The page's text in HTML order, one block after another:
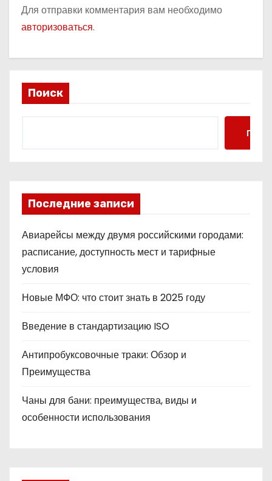
Для отправки комментария вам необходимо
авторизоваться.
Поиск
Поиск
Последние записи
Авиарейсы между двумя российскими городами:
расписание, доступность мест и тарифные
условия
Новые МФО: что стоит знать в 2025 году
Введение в стандартизацию ISO
Антипробуксовочные траки: Обзор и
Преимущества
Чаны для бани: преимущества, виды и
особенности использования